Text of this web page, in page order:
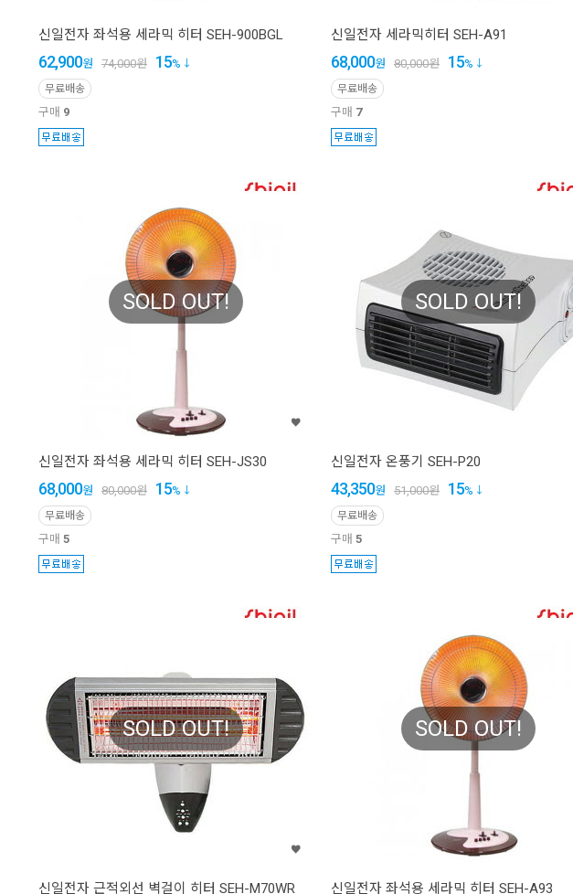
신일전자 좌석용 세라믹 히터 SEH-900BGL
62,900원 74,000원 15%
무료배송
구매 9
신일전자 세라믹히터 SEH-A91
68,000원 80,000원 15%
무료배송
구매 7
SOLD OUT!
신일전자 좌석용 세라믹 히터 SEH-JS30
68,000원 80,000원 15%
무료배송
구매 5
SOLD OUT!
신일전자 온풍기 SEH-P20
43,350원 51,000원 15%
무료배송
구매 5
SOLD OUT!
신일전자 근적외선 벽걸이 히터 SEH-M70WR
SOLD OUT!
신일전자 좌석용 세라믹 히터 SEH-A93